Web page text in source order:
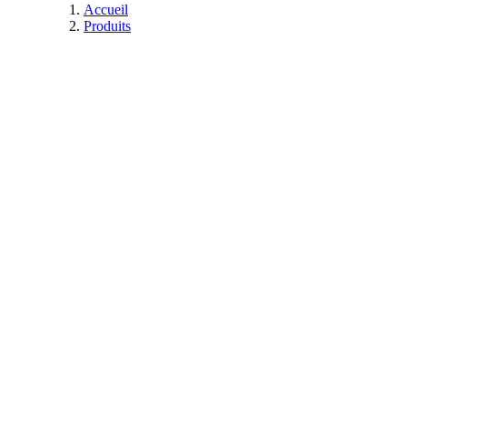
Accueil
Produits